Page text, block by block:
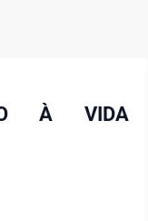
À VIDA